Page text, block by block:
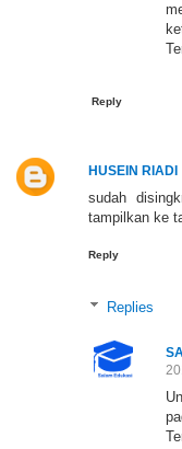
Reply
HUSEIN RIADI
sudah
tampilkan ke
Reply
Replies